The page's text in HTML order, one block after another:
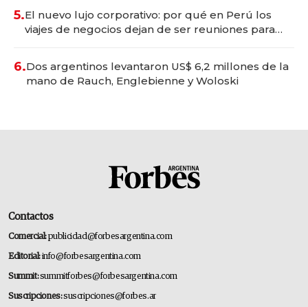
5.El nuevo lujo corporativo: por qué en Perú los
viajes de negocios dejan de ser reuniones para
6.Dos argentinos levantaron US$ 6,2 millones de la
mano de Rauch, Englebienne y Woloski
Contactos
Comercial:publicidad@forbesargentina.com
Editorial:info@forbesargentina.com
Summit:summitforbes@forbesargentina.com
Suscripciones:suscripciones@forbes.ar